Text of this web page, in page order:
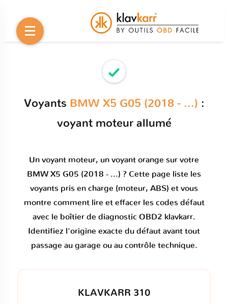
Voyants BMW X5 G05 (2018 - ...) :
voyant moteur allumé
Un voyant moteur, un voyant orange sur votre
BMW X5 G05 (2018 - ...) ? Cette page liste les
voyants pris en charge (moteur, ABS) et vous
montre comment lire et effacer les codes défaut
avec le boîtier de diagnostic OBD2 klavkarr.
Identifiez l'origine exacte du défaut avant tout
passage au garage ou au contrôle technique.
KLAVKARR 310